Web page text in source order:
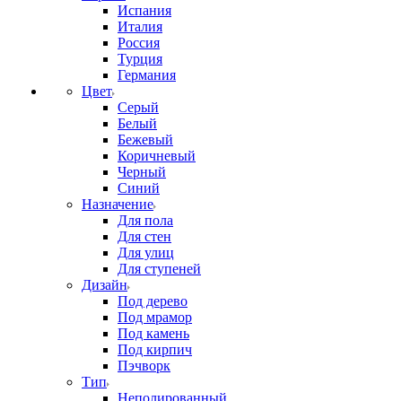
Испания
Италия
Россия
Турция
Германия
Цвет
Серый
Белый
Бежевый
Коричневый
Черный
Синий
Назначение
Для пола
Для стен
Для улиц
Для ступеней
Дизайн
Под дерево
Под мрамор
Под камень
Под кирпич
Пэчворк
Тип